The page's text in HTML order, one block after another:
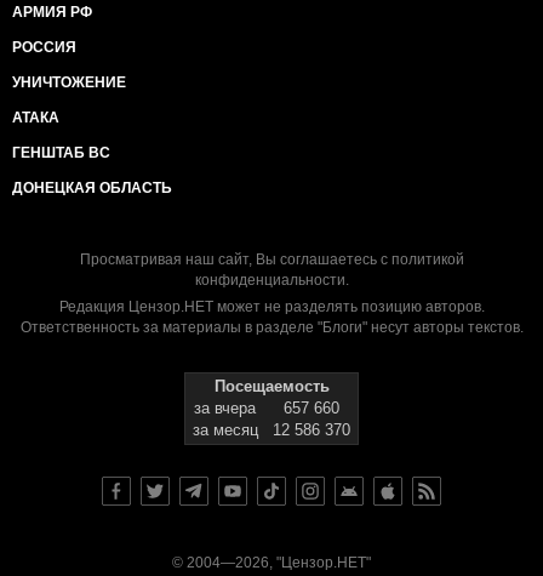
АРМИЯ РФ
РОССИЯ
УНИЧТОЖЕНИЕ
АТАКА
ГЕНШТАБ ВС
ДОНЕЦКАЯ ОБЛАСТЬ
Просматривая наш сайт, Вы соглашаетесь с политикой
конфиденциальности.
Редакция Цензор.НЕТ может не разделять позицию авторов.
Ответственность за материалы в разделе "Блоги" несут авторы текстов.
Посещаемость
за вчера
657 660
за месяц
12 586 370
© 2004—2026, "Цензор.НЕТ"